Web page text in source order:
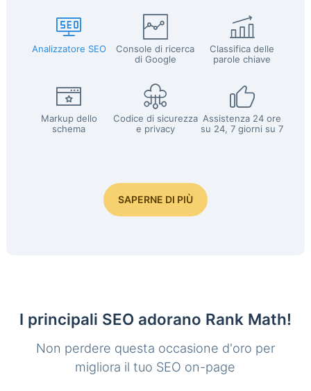
Analizzatore SEO
Console di ricerca
di Google
Classifica delle
parole chiave
Markup dello
schema
Codice di sicurezza
e privacy
Assistenza 24 ore
su 24, 7 giorni su 7
SAPERNE DI PIÙ
I principali SEO adorano Rank Math!
Non perdere questa occasione d'oro per
migliora il tuo SEO on-page